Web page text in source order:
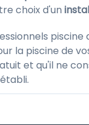
choix d'un
la piscine de
et qu'il ne
établi.